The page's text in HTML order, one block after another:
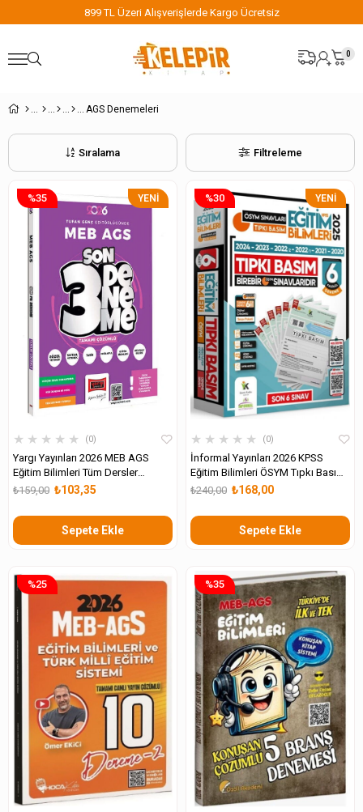
899 TL Üzeri Alışverişlerde Kargo Ücretsiz
0
AGS Denemeleri
Filtreleme
Sıralama
★ ★ ★ ★ ★ 0
Yargı Yayınları 2026 MEB AGS
Eğitim Bilimleri Tüm Dersler
Tamamı Çözümlü 3 Deneme
₺103,35
₺159,00
Sepete Ekle
%35
YENI
★ ★ ★ ★ ★ 0
İnformal Yayınları 2026 KPSS
Eğitim Bilimleri ÖSYM Tıpkı Basım
Çıkmış Soru 6lı Deneme
₺168,00
₺240,00
Sepete Ekle
%30
YENI
ÜRÜN
%25 %35